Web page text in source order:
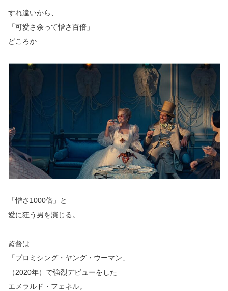
すれ違いから、
「可愛さ余って憎さ百倍」
どころか
「憎さ1000倍」と
愛に狂う男を演じる。
監督は
「プロミシング・ヤング・ウーマン」
（2020年）で強烈デビューをした
エメラルド・フェネル。